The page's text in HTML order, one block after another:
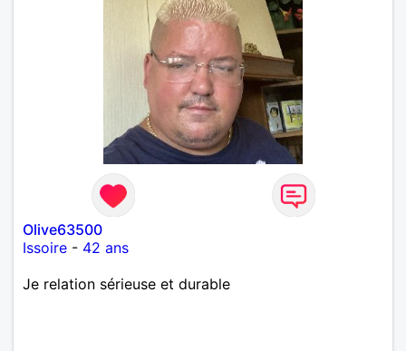
Olive63500
Issoire - 42 ans
Je relation sérieuse et durable